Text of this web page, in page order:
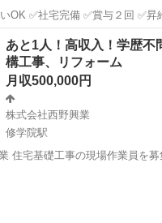
OK ✅社宅完備 ✅賞与２回 ✅昇
し ✅制服支給 ✅独立支援あり
社のトラックを使って出社可能 ～建
大工
あと1人！高収入！学歴不
構工事、リフォーム
月収500,000円
株式会社西野興業
修学院駅
支援